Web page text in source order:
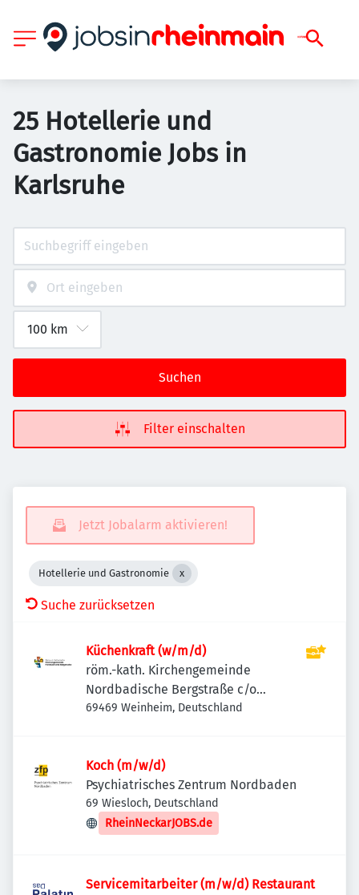
25 Hotellerie und
Gastronomie Jobs in
Karlsruhe
Suchen
Filter einschalten
Jetzt Jobalarm aktivieren!
Hotellerie und Gastronomie
Suche zurücksetzen
Küchenkraft (w/m/d)
röm.-kath. Kirchengemeinde
Nordbadische Bergstraße c/o
Verwaltungszentrum Heidelberg-
69469 Weinheim, Deutschland
Koch (m/w/d)
Psychiatrisches Zentrum Nordbaden
69 Wiesloch, Deutschland
RheinNeckarJOBS.de
Servicemitarbeiter (m/w/d) Restaurant